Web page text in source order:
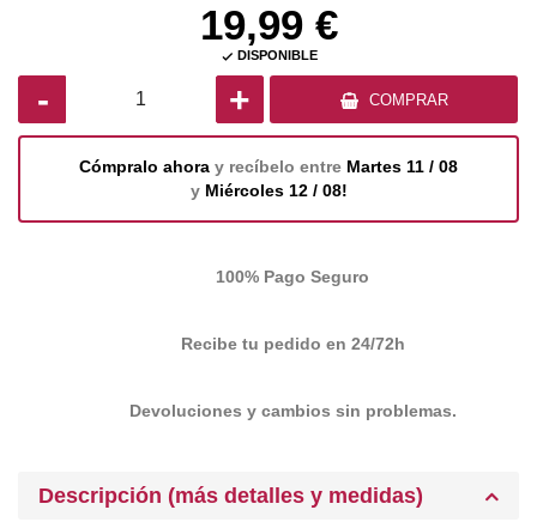
19,99 €
 DISPONIBLE
- + COMPRAR
Cómpralo ahora y recíbelo entre Martes 11 / 08
y Miércoles 12 / 08!
100% Pago Seguro
Recibe tu pedido en 24/72h
Devoluciones y cambios sin problemas.
Descripción (más detalles y medidas)